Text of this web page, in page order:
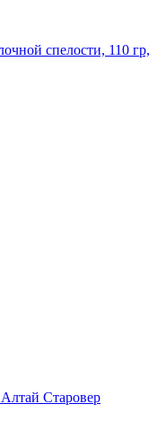
спелости, 110 гр,
Старовер